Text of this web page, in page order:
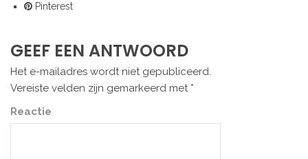
Pinterest
GEEF EEN ANTWOORD
Het e-mailadres wordt niet gepubliceerd.
Vereiste velden zijn gemarkeerd met *
Reactie